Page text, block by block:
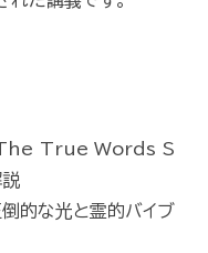
True Words S
的な光と霊的バイブ